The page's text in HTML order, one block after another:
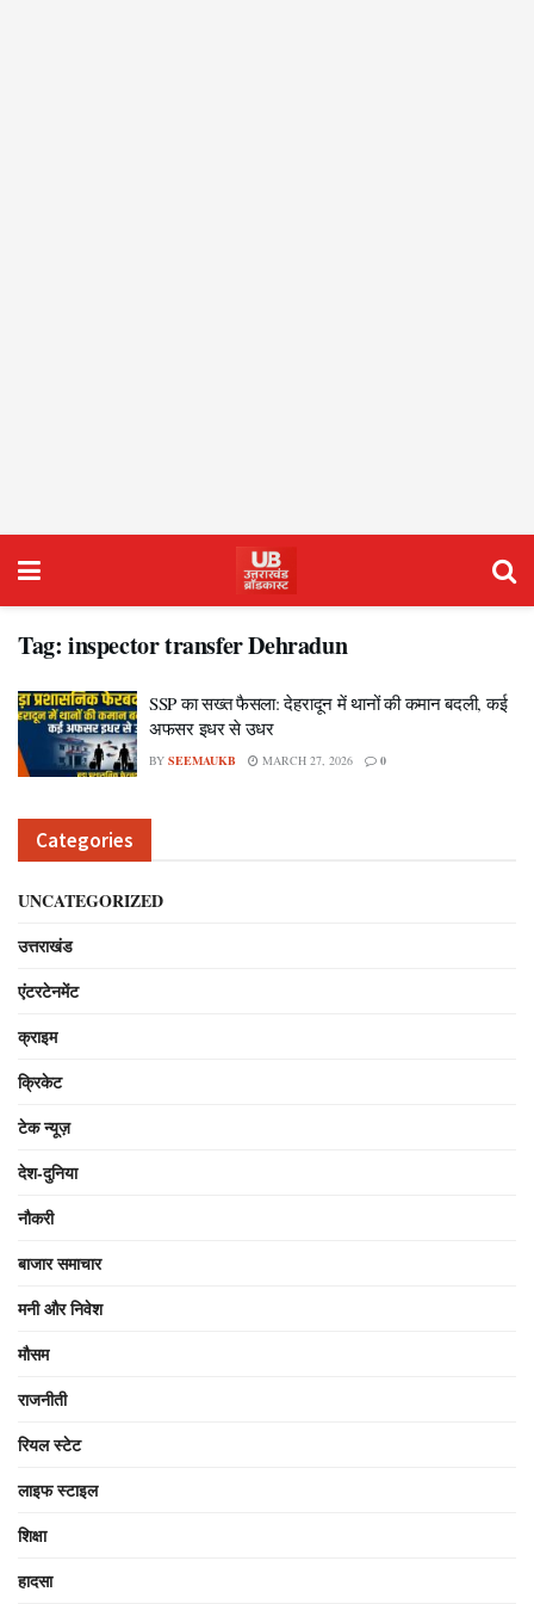
Tag: inspector transfer Dehradun
SSP का सख्त फैसला: देहरादून में थानों की कमान बदली, कई
अफसर इधर से उधर
BY SEEMAUKB MARCH 27, 2026 0
Categories
UNCATEGORIZED
उत्तराखंड
एंटरटेनमेंट
क्राइम
क्रिकेट
टेक न्यूज़
देश-दुनिया
नौकरी
बाजार समाचार
मनी और निवेश
मौसम
राजनीती
रियल स्टेट
लाइफ स्टाइल
शिक्षा
हादसा